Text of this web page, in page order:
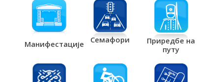
Манифестације Семафори
Приредбе на
путу